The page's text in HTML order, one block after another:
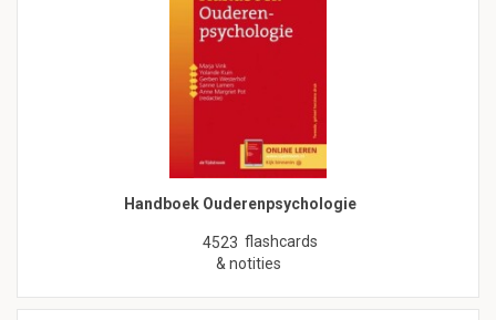
Handboek Ouderenpsychologie
4523 flashcards
& notities